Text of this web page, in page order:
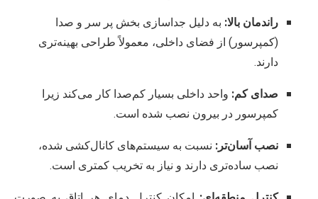
راندمان بالا: به دلیل جداسازی بخش پر سر و صدا
(کمپرسور) از فضای داخلی، معمولاً طراحی بهینه‌تری
دارند.
صدای کم: واحد داخلی بسیار کم‌صدا کار می‌کند زیرا
کمپرسور در بیرون نصب شده است.
نصب آسان‌تر: نسبت به سیستم‌های کانال‌کشی شده،
نصب ساده‌تری دارند و نیاز به تخریب کمتری است.